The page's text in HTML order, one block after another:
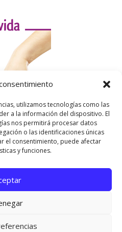
utilizamos tecnologías como las
a la información del dispositivo. El
nos permitirá procesar datos
o las identificaciones únicas
el consentimiento, puede afectar
y funciones.
Española de Esclerosis
la mejor experiencia en
cookies utilizamos o